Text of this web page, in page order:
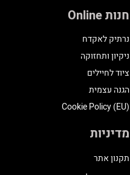
חנות Online
נרתיק לאקדח
ניקיון ותחזוקה
ציוד לחיילים
הגנה עצמית
Cookie Policy (EU)
מדיניות
תקנון אתר